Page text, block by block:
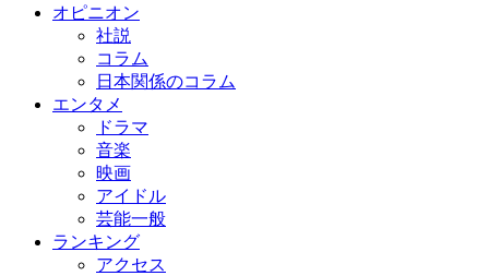
オピニオン
社説
コラム
日本関係のコラム
エンタメ
ドラマ
音楽
映画
アイドル
芸能一般
ランキング
アクセス